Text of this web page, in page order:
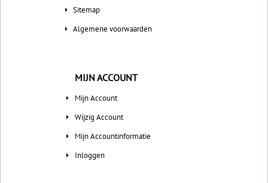
Sitemap
Algemene voorwaarden
MIJN ACCOUNT
Mijn Account
Wijzig Account
Mijn Accountinformatie
Inloggen